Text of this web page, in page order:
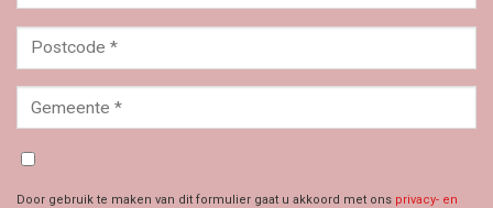
Door gebruik te maken van dit formulier gaat u akkoord met ons privacy- en